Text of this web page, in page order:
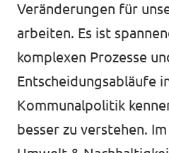
Veränderungen für
arbeiten. Es ist
komplexen Prozesse
Entscheidungsabläufe
Kommunalpolitik
besser zu verstehen.